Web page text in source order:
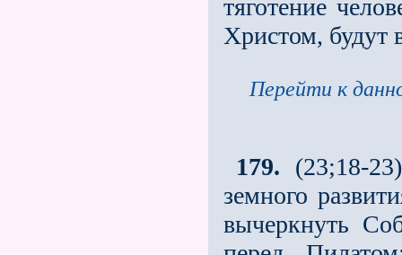
тяготение
Христом, будут
Перейти к
179. (23;18-
земного
вычеркнуть